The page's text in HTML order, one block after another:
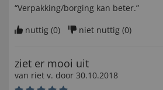
“Verpakking/borging kan beter.”
nuttig (0) niet nuttig (0)
ziet er mooi uit
van riet v. door 30.10.2018